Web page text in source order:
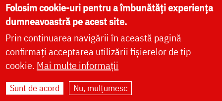
DONEAZĂ ONLINE PENTRU CATEDRALA NAȚIONALĂ
LIVE
Site dezvoltat deDOXOLOGIA MEDIA
Folosim cookie-uri pentru a îmbunătăți experiența
dumneavoastră pe acest site.
Prin continuarea navigării în această pagină
confirmați acceptarea utilizării fișierelor de tip
cookie. Mai multe informații
Sunt de acord Nu, mulțumesc